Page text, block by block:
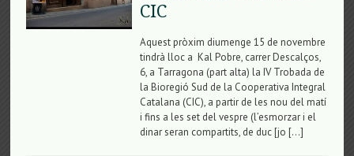
CIC
Aquest pròxim diumenge 15 de novembre
tindrà lloc a Kal Pobre, carrer Descalços,
6, a Tarragona (part alta) la IV Trobada de
la Bioregió Sud de la Cooperativa Integral
Catalana (CIC), a partir de les nou del matí
i fins a les set del vespre (l’esmorzar i el
dinar seran compartits, de duc [jo […]